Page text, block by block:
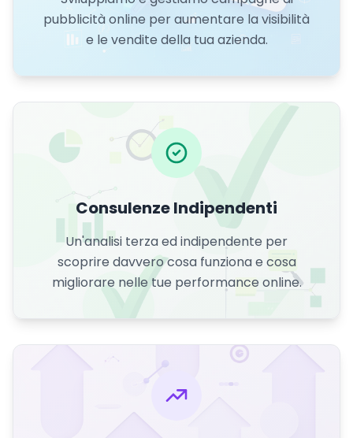
pubblicità online per aumentare la visibilità
e le vendite della tua azienda.
Consulenze Indipendenti
Un'analisi terza ed indipendente per
scoprire davvero cosa funziona e cosa
migliorare nelle tue performance online.